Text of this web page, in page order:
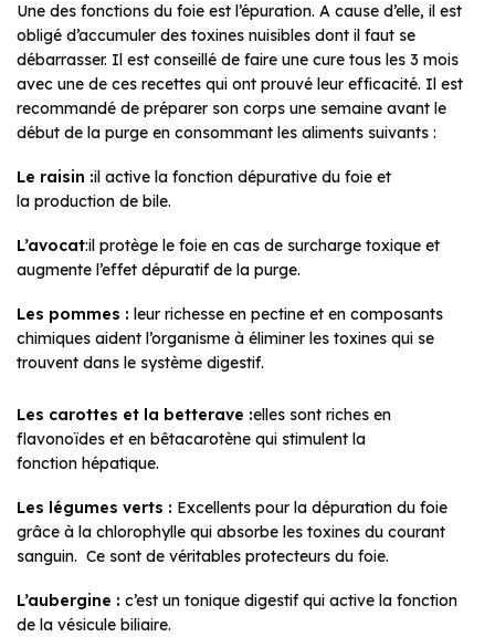
Une des fonctions du foie est l’épuration. A cause d’elle, il est
obligé d’accumuler des toxines nuisibles dont il faut se
débarrasser. Il est conseillé de faire une cure tous les 3 mois
avec une de ces recettes qui ont prouvé leur efficacité. Il est
recommandé de préparer son corps une semaine avant le
début de la purge en consommant les aliments suivants :
Le raisin :il active la fonction dépurative du foie et
la production de bile.
L’avocat:il protège le foie en cas de surcharge toxique et
augmente l’effet dépuratif de la purge.
Les pommes : leur richesse en pectine et en composants
chimiques aident l’organisme à éliminer les toxines qui se
trouvent dans le système digestif.
Les carottes et la betterave :elles sont riches en
flavonoïdes et en bêtacarotène qui stimulent la
fonction hépatique.
Les légumes verts : Excellents pour la dépuration du foie
grâce à la chlorophylle qui absorbe les toxines du courant
sanguin. Ce sont de véritables protecteurs du foie.
L’aubergine : c’est un tonique digestif qui active la fonction
de la vésicule biliaire.